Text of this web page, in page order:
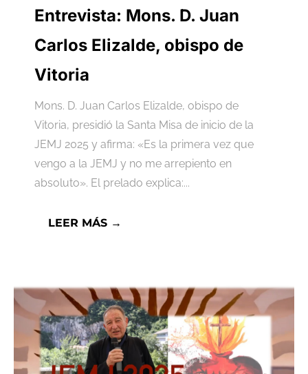
Entrevista: Mons. D. Juan
Carlos Elizalde, obispo de
Vitoria
Mons. D. Juan Carlos Elizalde, obispo de
Vitoria, presidió la Santa Misa de inicio de la
JEMJ 2025 y afirma: «Es la primera vez que
vengo a la JEMJ y no me arrepiento en
absoluto». El prelado explica:...
LEER MÁS →